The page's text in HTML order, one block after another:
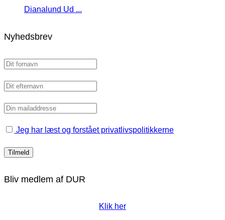
Dianalund Ud ...
Nyhedsbrev
Jeg har læst og forstået privatlivspolitikkerne
Bliv medlem af DUR
Klik her